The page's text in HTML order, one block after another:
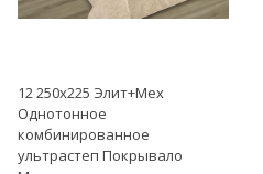
12 250х225 Элит+Мех
Однотонное
комбинированное
ультрастеп Покрывало